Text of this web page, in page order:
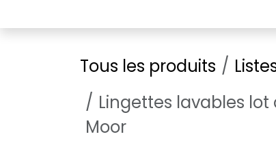
Tous les produits
Lingettes lavables lot
Moor